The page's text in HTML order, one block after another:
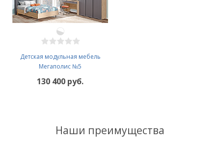
Детская модульная мебель
Мегаполис №5
130 400 руб.
Наши преимущества